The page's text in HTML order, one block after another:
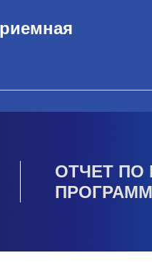
ОТЧЕТ ПО